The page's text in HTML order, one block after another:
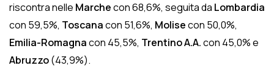
riscontra nelle Marchecon 68,6%, seguita da Lombardia
con 59,5%, Toscanacon 51,6%, Molisecon 50,0%,
Emilia-Romagnacon 45,5%, Trentino A.A.con 45,0% e
Abruzzo(43,9%).